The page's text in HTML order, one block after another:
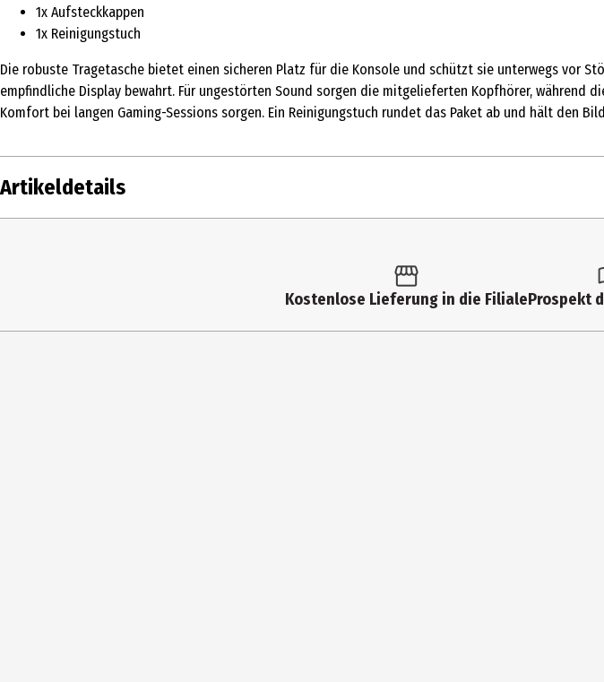
1x Aufsteckkappen
1x Reinigungstuch
Die robuste Tragetasche bietet einen sicheren Platz für die Konsole und schützt sie unterwegs vor
empfindliche Display bewahrt. Für ungestörten Sound sorgen die mitgelieferten Kopfhörer,
Komfort bei langen Gaming-Sessions sorgen. Ein Reinigungstuch rundet das Paket ab und hält den
Artikeldetails
Aufbewahrung für Konsolen
Tragetasche | Displayschutzfolie | Kopfhörer | Silikongriffe |
Kostenlose Lieferung in die FilialeProspekt